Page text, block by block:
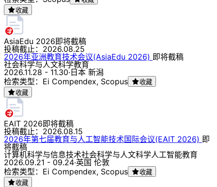
收藏
AsiaEdu 2026即将截稿
投稿截止： 2026.08.25
2026年亚洲教育技术会议(AsiaEdu 2026) 即将截稿
社会科学与人文科学教育
2026.11.28 - 11.30·日本 新潟
检索类型：Ei Compendex, Scopus
收藏
收藏
EAIT 2026即将截稿
投稿截止： 2026.08.15
2026年第七届教育与人工智能技术国际会议(EAIT 2026) 即
将截稿
计算机科学与信息技术社会科学与人文科学人工智能教育
2026.09.21 - 09.24·英国 伦敦
检索类型：Ei Compendex, Scopus
收藏
收藏